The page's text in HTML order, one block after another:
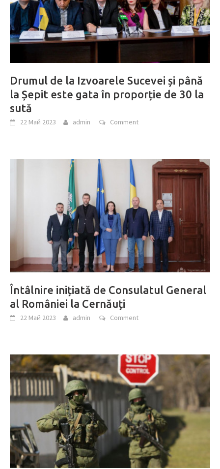
Drumul de la Izvoarele Sucevei și până
la Șepit este gata în proporție de 30 la
sută
22 Май 2023 admin Comment
Întâlnire inițiată de Consulatul General
al României la Cernăuți
22 Май 2023 admin Comment